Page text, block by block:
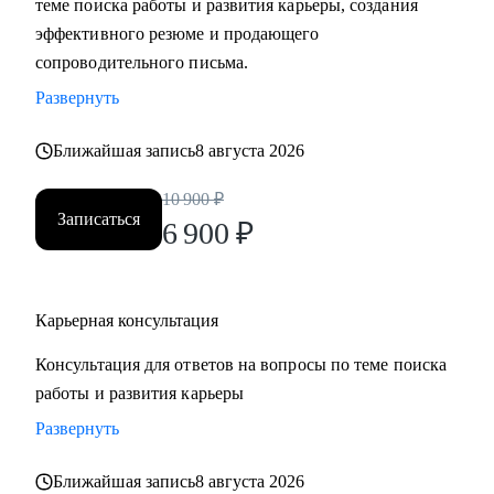
• Составить «продающее» резюме (самостоятельно
формата
• Выбрать между несколькими предложениями о работе и
Кому могу помочь:
Руководителям и специалистам из сфер производства, с/х,
сервисов и из госструктур по функциям:
• Административный блок (финансы, юриспруденция, HR,
ОТиТБ, СБ, ПТО, АХО, GR, секретариат, сметно-
договорная работа)
• Производственно-технический блок, строительство
теме поиска работы и развития карьеры, создания
эффективного резюме и продающего
сопроводительного письма.
Развернуть
Ближайшая запись8 августа 2026
Записаться
10 900 ₽
6 900 ₽
Карьерная консультация
Консультация для ответов на вопросы по теме поиска
работы и развития карьеры
Развернуть
Ближайшая запись8 августа 2026